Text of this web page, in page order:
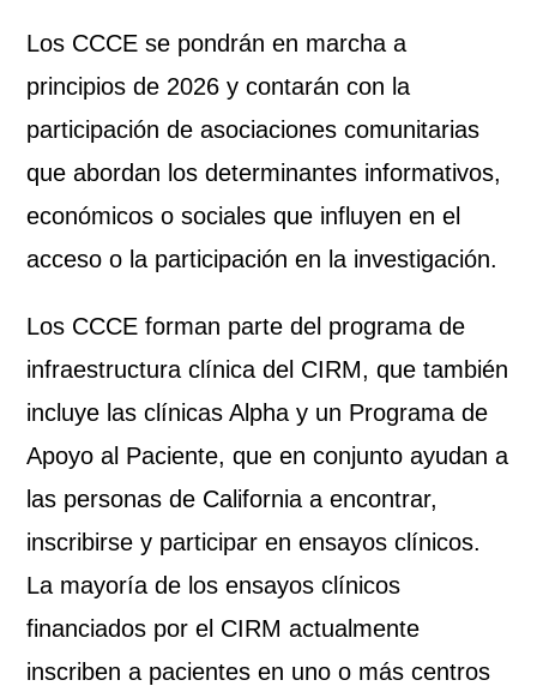
Los CCCE se pondrán en marcha a
principios de 2026 y contarán con la
participación de asociaciones comunitarias
que abordan los determinantes informativos,
económicos o sociales que influyen en el
acceso o la participación en la investigación.
Los CCCE forman parte del programa de
infraestructura clínica del CIRM, que también
incluye las clínicas Alpha y un Programa de
Apoyo al Paciente, que en conjunto ayudan a
las personas de California a encontrar,
inscribirse y participar en ensayos clínicos.
La mayoría de los ensayos clínicos
financiados por el CIRM actualmente
inscriben a pacientes en uno o más centros